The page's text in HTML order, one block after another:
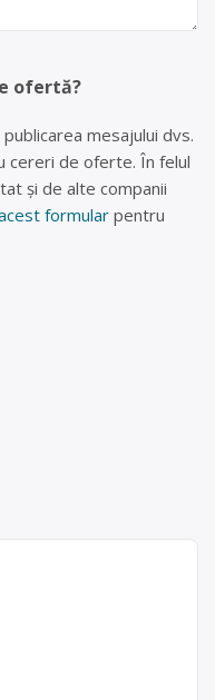
ofertă?
mesajului dvs.
cereri de oferte. În felul
și de alte companii
formular pentru